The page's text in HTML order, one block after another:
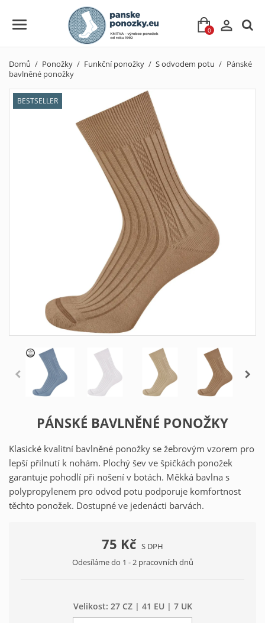
0 
Domů Ponožky Funkční ponožky S odvodem potu
Pánské
bavlněné ponožky
BESTSELLER
PÁNSKÉ BAVLNĚNÉ PONOŽKY
Klasické kvalitní bavlněné ponožky se žebrovým vzorem pro
lepší přilnutí k nohám. Plochý šev ve špičkách ponožek
garantuje pohodlí při nošení v botách. Měkká bavlna s
polypropylenem pro odvod potu podporuje komfortnost
těchto ponožek. Dostupné ve jedenácti barvách.
75 Kč S DPH
Odesíláme do 1 - 2 pracovních dnů
Velikost: 27 CZ | 41 EU | 7 UK